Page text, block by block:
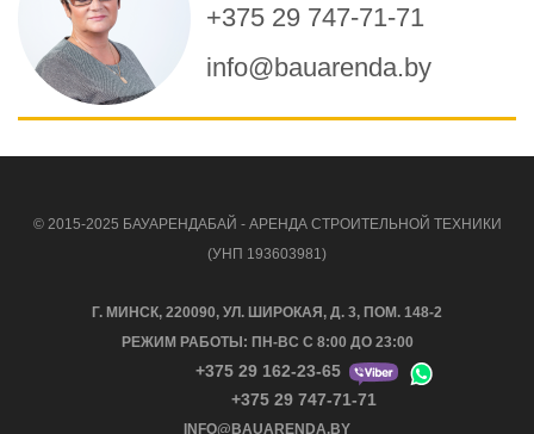
+375 29 747-71-71
info@bauarenda.by
© 2015-2025 БАУАРЕНДАБАЙ - АРЕНДА СТРОИТЕЛЬНОЙ ТЕХНИКИ
(УНП 193603981)
Г. МИНСК, 220090, УЛ. ШИРОКАЯ, Д. 3, ПОМ. 148-2
РЕЖИМ РАБОТЫ: ПН-ВС С 8:00 ДО 23:00
+375 29 162-23-65
+375 29 747-71-71
INFO@BAUARENDA.BY